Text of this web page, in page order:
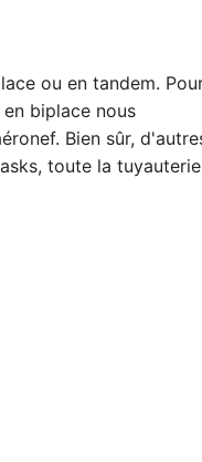
ou en tandem.
biplace nous
Bien sûr,
toute la